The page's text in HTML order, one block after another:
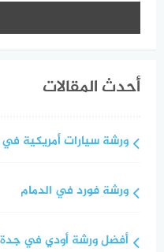
أحدث المقالات
ورشة سيارات أمريكية
ورشة فورد في الدمام
أفضل ورشة أودي في جدة